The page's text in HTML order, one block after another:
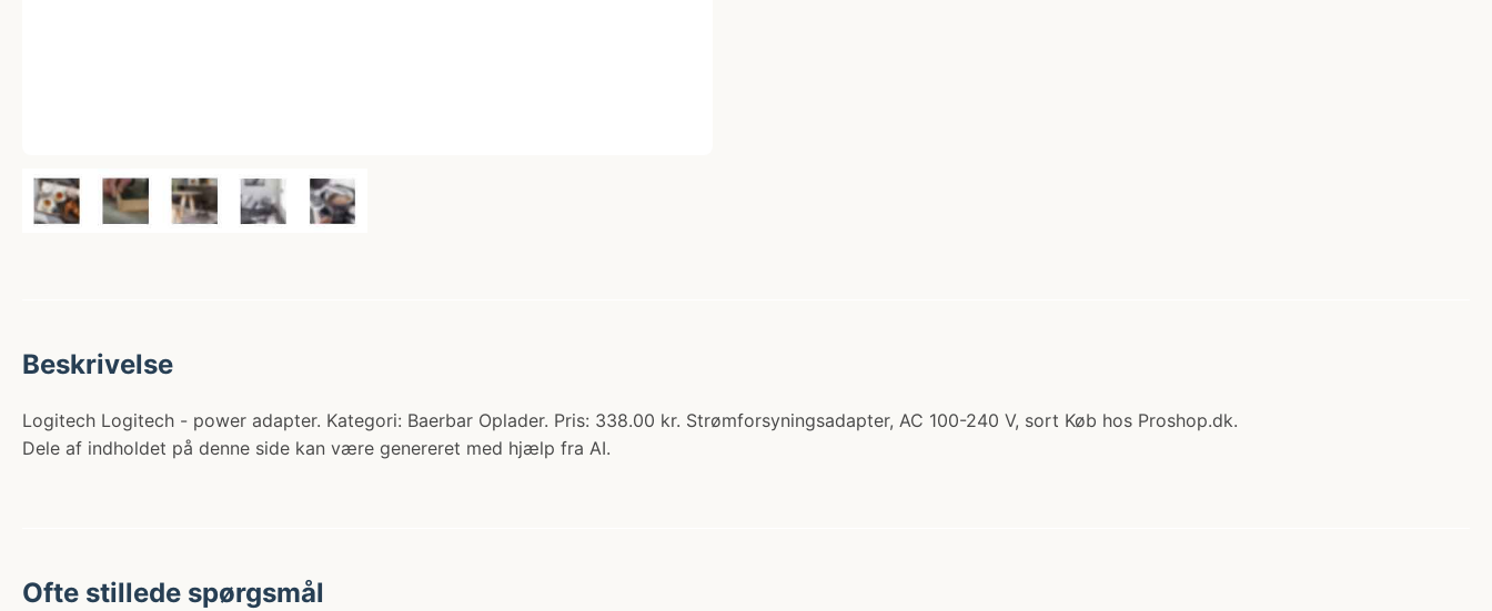
Beskrivelse
Logitech Logitech - power adapter. Kategori: Baerbar Oplader. Pris: 338.00 kr. Strømforsyningsadapter, AC 100-240 V, sort Køb hos Proshop.dk.
Dele af indholdet på denne side kan være genereret med hjælp fra AI.
Ofte stillede spørgsmål